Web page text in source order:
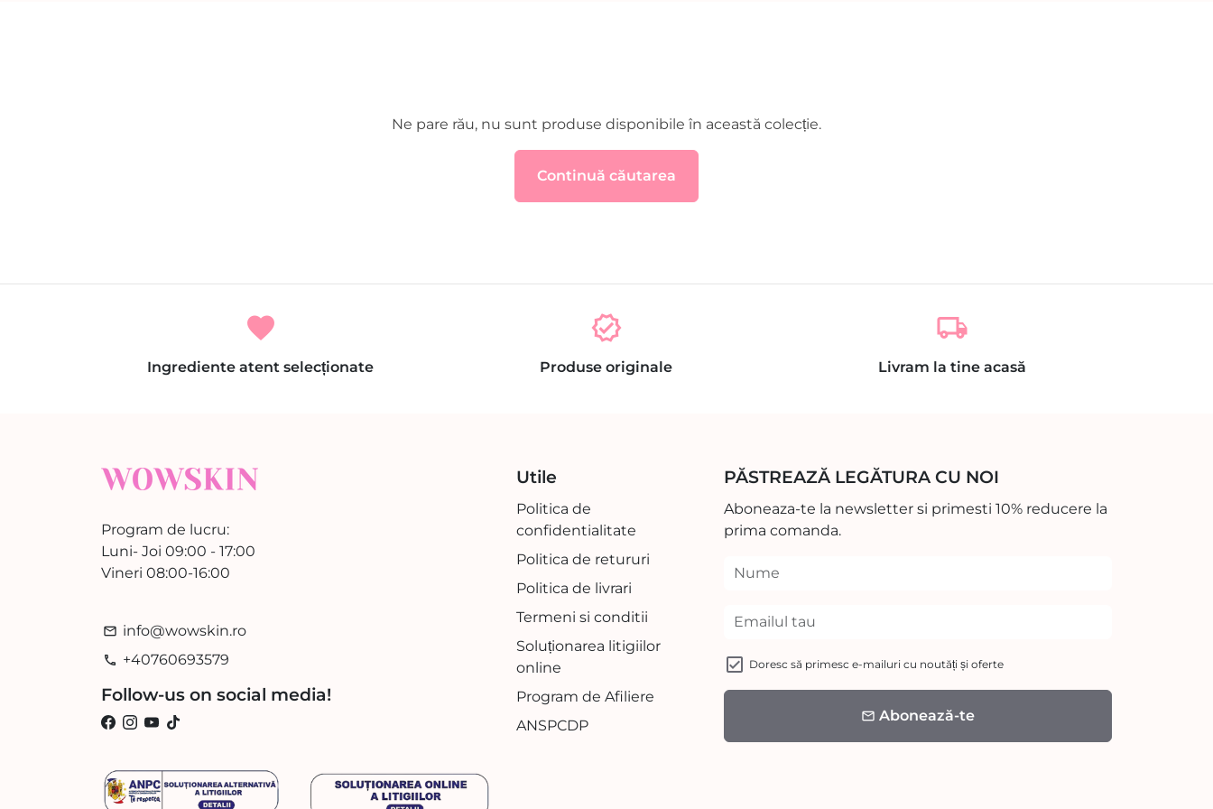
Ne pare rău, nu sunt produse disponibile în această colecție.
Continuă căutarea
favorite
Ingrediente atent selecționate
verified
Produse originale
local_shipping
Livram la tine acasă
Program de lucru:
Luni- Joi 09:00 - 17:00
Vineri 08:00-16:00
email info@wowskin.ro
phone +40760693579
Follow-us on social media!
Utile
Politica de
confidentialitate
Politica de retururi
Politica de livrari
Termeni si conditii
Soluționarea litigiilor
online
Program de Afiliere
ANSPCDP
PĂSTREAZĂ LEGĂTURA CU NOI
Aboneaza-te la newsletter si primesti 10% reducere la
prima comanda.
Doresc să primesc e-mailuri cu noutăți și oferte
email Abonează-te